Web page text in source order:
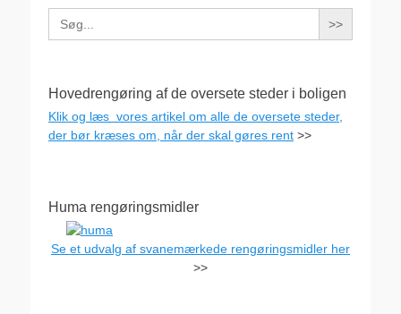
Search
for:
Hovedrengøring af de oversete steder i boligen
Klik og læs vores artikel om alle de oversete steder,
der bør kræses om, når der skal gøres rent >>
Huma rengøringsmidler
Se et udvalg af svanemærkede rengøringsmidler her
>>